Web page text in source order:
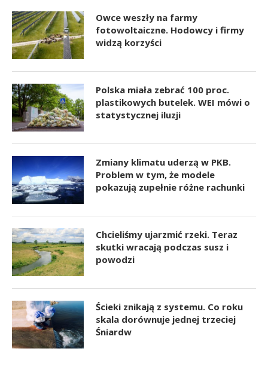
Owce weszły na farmy
fotowoltaiczne. Hodowcy i firmy
widzą korzyści
Polska miała zebrać 100 proc.
plastikowych butelek. WEI mówi o
statystycznej iluzji
Zmiany klimatu uderzą w PKB.
Problem w tym, że modele
pokazują zupełnie różne rachunki
Chcieliśmy ujarzmić rzeki. Teraz
skutki wracają podczas susz i
powodzi
Ścieki znikają z systemu. Co roku
skala dorównuje jednej trzeciej
Śniardw